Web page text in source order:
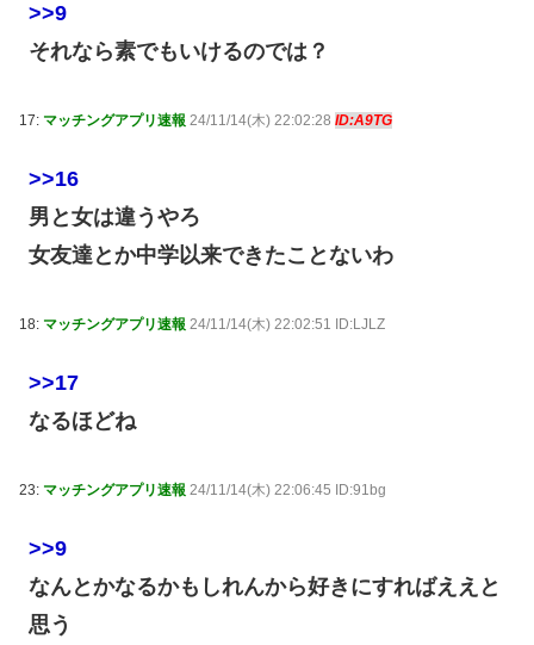
>>9
それなら素でもいけるのでは？
17: マッチングアプリ速報 24/11/14(木) 22:02:28 ID:A9TG
>>16
男と女は違うやろ
女友達とか中学以来できたことないわ
18: マッチングアプリ速報 24/11/14(木) 22:02:51 ID:LJLZ
>>17
なるほどね
23: マッチングアプリ速報 24/11/14(木) 22:06:45 ID:91bg
>>9
なんとかなるかもしれんから好きにすればええと
思う